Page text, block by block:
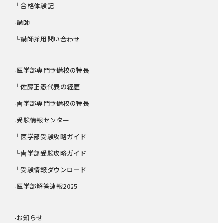
└合格体験記
-講師
└講師採用問い合わせ
-医学部専門予備校の特長
└佐藤正憲代表の経歴
-歯学部専門予備校の特長
-受験情報センター
└医学部受験攻略ガイド
└歯学部受験攻略ガイド
└受験情報ダウンロード
-医学部解答速報2025
-お知らせ